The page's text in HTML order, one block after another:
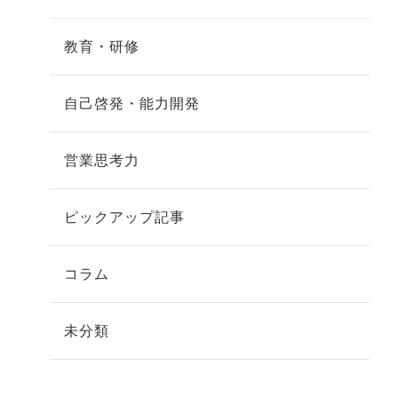
教育・研修
自己啓発・能力開発
営業思考力
ピックアップ記事
コラム
未分類